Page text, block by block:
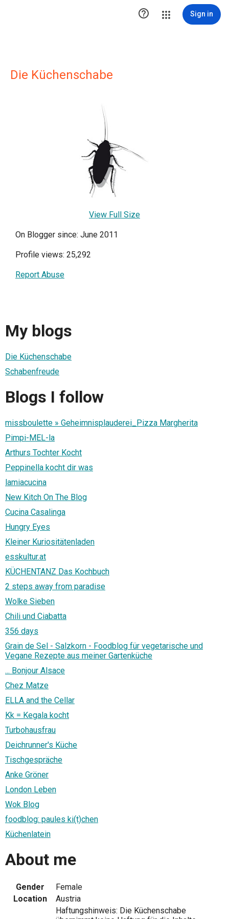
 Sign in
Die Küchenschabe
View Full Size
On Blogger since: June 2011
Profile views: 25,292
Report Abuse
My blogs
Die Küchenschabe
Schabenfreude
Blogs I follow
missboulette » Geheimnisplauderei_Pizza Margherita
Pimpi-MEL-la
Arthurs Tochter Kocht
Peppinella kocht dir was
lamiacucina
New Kitch On The Blog
Cucina Casalinga
Hungry Eyes
Kleiner Kuriositätenladen
esskultur.at
KÜCHENTANZ Das Kochbuch
2 steps away from paradise
Wolke Sieben
Chili und Ciabatta
356 days
Grain de Sel - Salzkorn - Foodblog für vegetarische und
Vegane Rezepte aus meiner Gartenküche
... Bonjour Alsace
Chez Matze
ELLA and the Cellar
Kk = Kegala kocht
Turbohausfrau
Deichrunner's Küche
Tischgespräche
Anke Gröner
London Leben
Wok Blog
foodblog: paules ki(t)chen
Küchenlatein
About me
Gender
Female
Location
Austria
Haftungshinweis: Die Küchenschabe